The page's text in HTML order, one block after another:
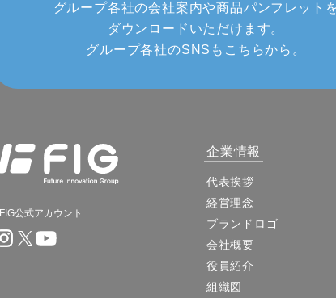
グループ各社の会社案内や商品パンフレットを
ダウンロードいただけます。
グループ各社のSNSもこちらから。
FIG公式アカウント
企業情報
代表挨拶
経営理念
ブランドロゴ
会社概要
役員紹介
組織図